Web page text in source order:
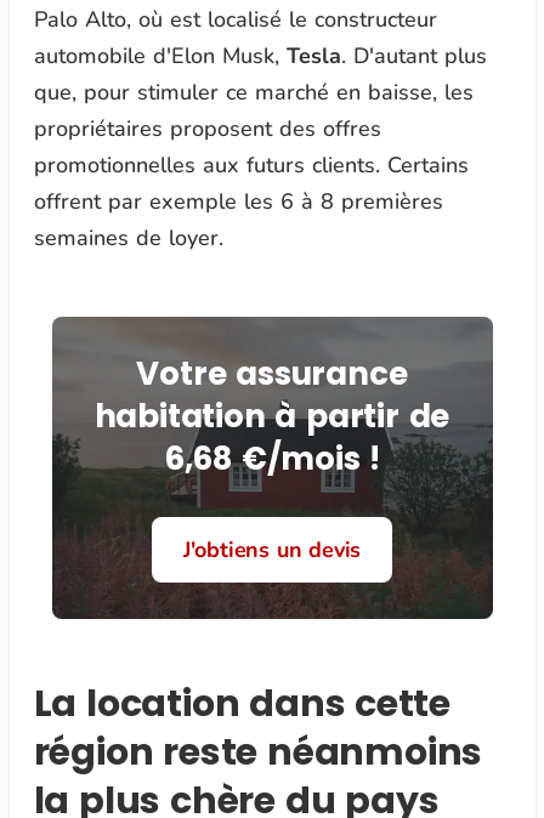
Palo Alto, où est localisé le constructeur
automobile d'Elon Musk, Tesla. D'autant plus
que, pour stimuler ce marché en baisse, les
propriétaires proposent des offres
promotionnelles aux futurs clients. Certains
offrent par exemple les 6 à 8 premières
semaines de loyer.
Votre assurance
habitation à partir de
6,68 €/mois !
J'obtiens un devis
La location dans cette
région reste néanmoins
la plus chère du pays